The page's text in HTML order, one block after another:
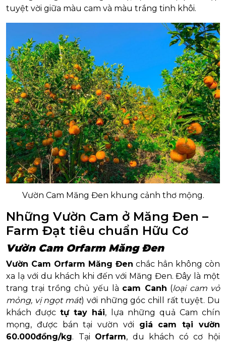
tuyệt vời giữa màu cam và màu trắng tinh khôi.
Vườn Cam Măng Đen khung cảnh thơ mộng.
Những Vườn Cam ở Măng Đen –
Farm Đạt tiêu chuẩn Hữu Cơ
Vườn Cam Orfarm Măng Đen
Vườn Cam Orfarm Măng Đen chắc hẳn không còn
xa lạ với du khách khi đến với Măng Đen. Đây là một
trang trại trồng chủ yếu là cam Canh (loại cam vỏ
mỏng, vị ngọt mát) với những góc chill rất tuyệt. Du
khách đượctự tay hái, lựa những quả Cam chín
mọng, được bán tại vườn với giá cam tại vườn
60.000đồng/kg. Tại Orfarm, du khách có cơ hội